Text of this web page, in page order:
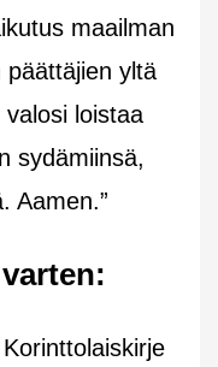
maailman
päättäjien yltä
loistaa
sydämiinsä,
Aamen.”